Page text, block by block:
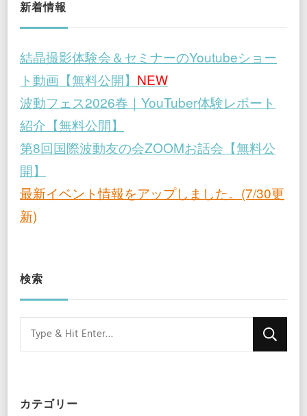
新着情報
結晶撮影体験会＆セミナーのYoutubeショー
ト動画【無料公開】 NEW
波動フェス2026春｜YouTuber体験レポート
紹介【無料公開】
第8回国際波動友の会ZOOMお話会【無料公
開】
最新イベント情報をアップしました。(7/30更
新)
検索
Looking
for
カテゴリー